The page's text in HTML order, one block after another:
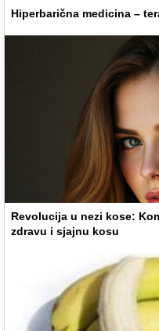
Hiperbarična medicina –
Revolucija u nezi kose:
zdravu i sjajnu kosu